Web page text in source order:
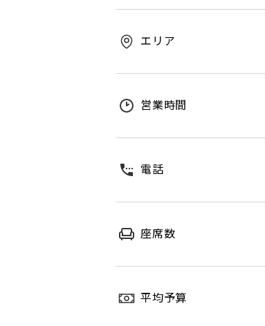
エリア
営業時間
電話
座席数
平均予算